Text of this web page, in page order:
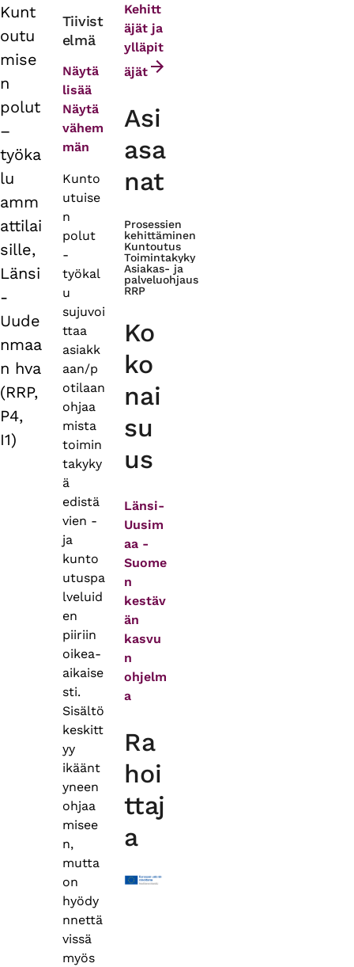
Primary
tabs
Kunt
outu
mise
n
polut
–
työka
lu
amm
attilai
sille​,
Länsi
-
Uude
nmaa
n hva
(RRP,
P4,
I1)
Tiivist
elmä
Näytä
lisää
Näytä
vähem
män
Kunto
utuise
n
polut
-
työkal
u
sujuvoi
ttaa
asiakk
aan/p
otilaan
ohjaa
mista
toimin
takyky
ä
edistä
vien -
ja
kunto
utuspa
lveluid
en
piiriin
oikea-
aikaise
sti.
Sisältö
keskitt
yy
ikäänt
yneen
ohjaa
misee
n,
mutta
on
hyödy
nnettä
vissä
myös
Kehitt
äjät ja
ylläpit
äjät
Asi
asa
nat
Prosessien
kehittäminen
Kuntoutus
Toimintakyky
Asiakas- ja
palveluohjaus
RRP
Ko
ko
nai
su
us
Länsi-
Uusim
aa -
Suome
n
kestäv
än
kasvu
n
ohjelm
a
Ra
hoi
ttaj
a